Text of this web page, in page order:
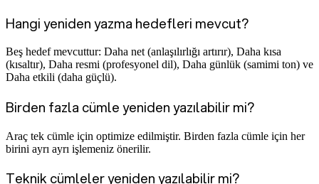
Hangi yeniden yazma hedefleri mevcut?
Beş hedef mevcuttur: Daha net (anlaşılırlığı artırır), Daha kısa
(kısaltır), Daha resmi (profesyonel dil), Daha günlük (samimi ton) ve
Daha etkili (daha güçlü).
Birden fazla cümle yeniden yazılabilir mi?
Araç tek cümle için optimize edilmiştir. Birden fazla cümle için her
birini ayrı ayrı işlemeniz önerilir.
Teknik cümleler yeniden yazılabilir mi?